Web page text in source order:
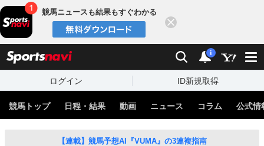
競馬ニュースも結果もすぐわかる
検索 通知
i
ログイン ID新規取得
競馬トップ 日程・結果 動画 ニュース コラム 公式情
【連載】競馬予想AI『VUMA』の3連複指南